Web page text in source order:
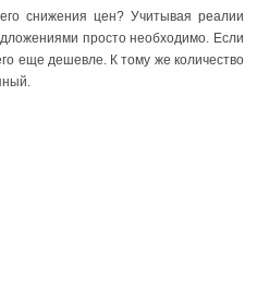
снижения цен? Учитывая реалии
просто необходимо. Если
еще дешевле. К тому же количество